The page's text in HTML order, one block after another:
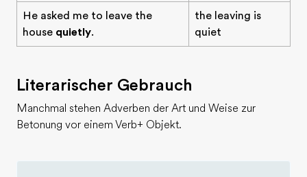
He asked me to leave the
house quietly.
the leaving is
quiet
Literarischer Gebrauch
Manchmal stehen Adverben der Art und Weise zur
Betonung vor einem Verb+ Objekt.